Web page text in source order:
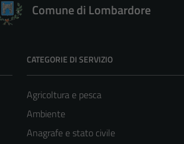
Comune di Lombardore
CATEGORIE DI SERVIZIO
Agricoltura e pesca
Ambiente
Anagrafe e stato civile